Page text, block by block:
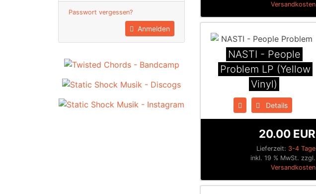
Passwort vergessen?
Anmelden
Versandkosten
NASTI - People
Problem LP (Yellow
Vinyl)
Details
Lieferzeit: 3-4 Tage
20.00 EUR
inkl. 19 % MwSt. zzgl.
Versandkosten